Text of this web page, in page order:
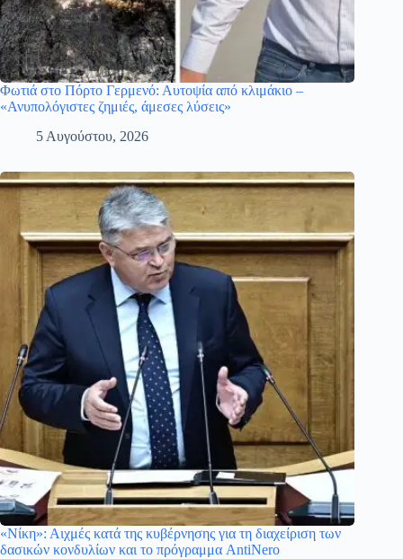
Φωτιά στο Πόρτο Γερμενό: Αυτοψία από κλιμάκιο –
«Ανυπολόγιστες ζημιές, άμεσες λύσεις»
5 Αυγούστου, 2026
«Νίκη»: Αιχμές κατά της κυβέρνησης για τη διαχείριση των
δασικών κονδυλίων και το πρόγραμμα AntiNero